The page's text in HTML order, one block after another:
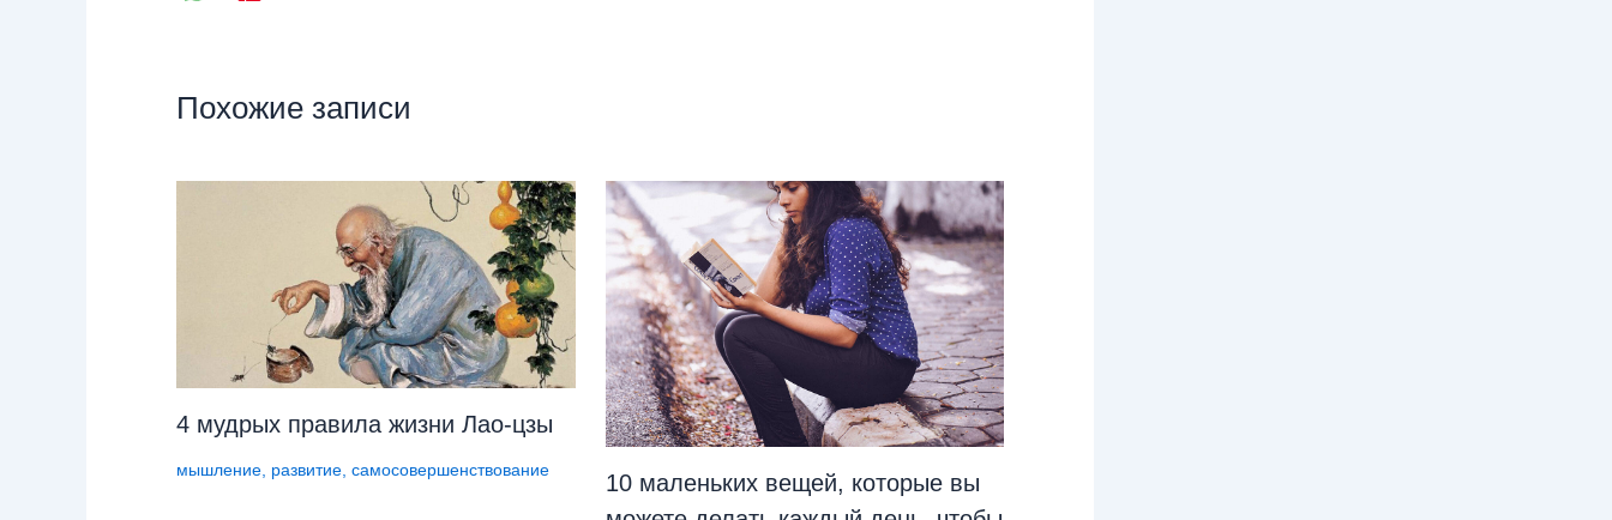
Похожие записи
4 мудрых правила жизни Лао-цзы
мышление развитие самосовершенствование
10 маленьких вещей, которые вы